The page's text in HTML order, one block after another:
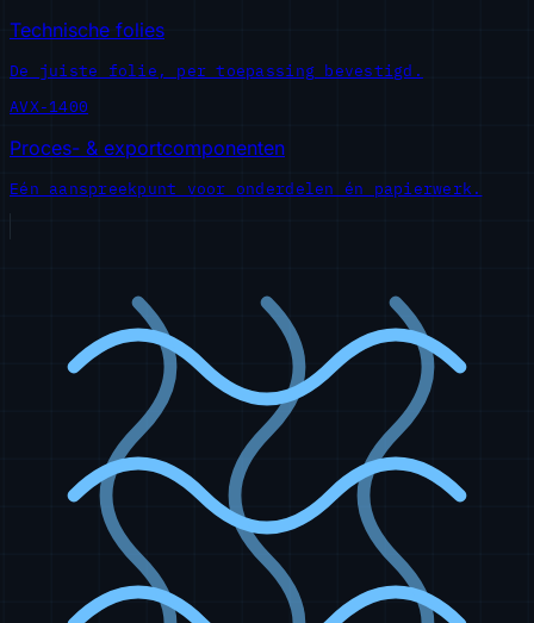
Technische folies
De juiste folie, per toepassing bevestigd.
AVX-1400
Proces- & exportcomponenten
Eén aanspreekpunt voor onderdelen én papierwerk.